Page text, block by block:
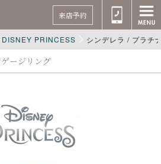
来店予約
DISNEY PRINCESS シンデレラ / プラチ
ージリング